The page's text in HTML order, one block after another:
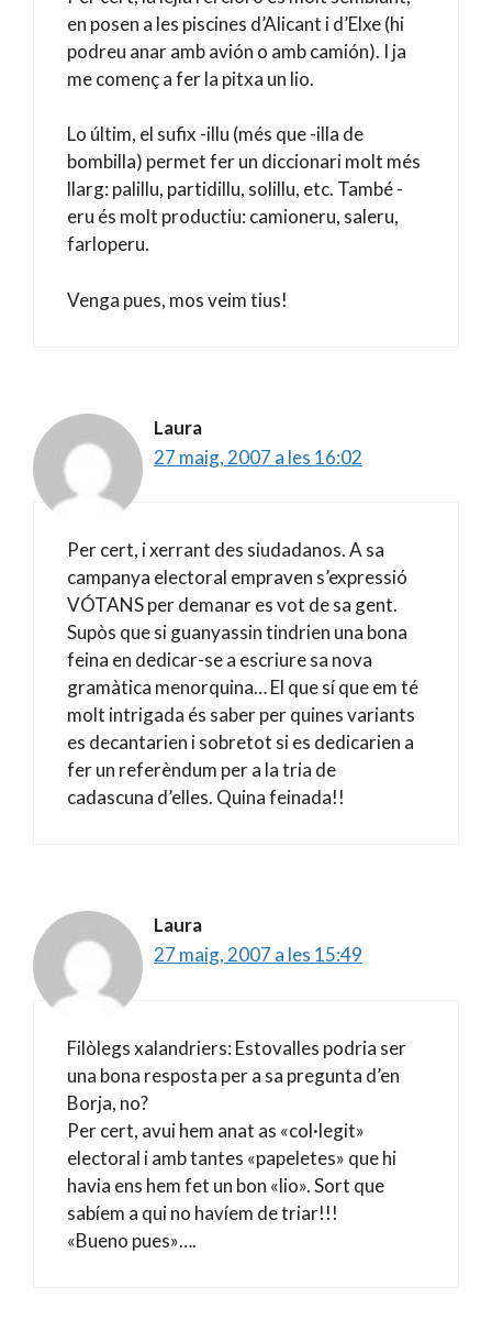
en posen a les piscines d’Alicant i d’Elxe (hi
podreu anar amb avión o amb camión). I ja
me començ a fer la pitxa un lio.
Lo últim, el sufix -illu (més que -illa de
bombilla) permet fer un diccionari molt més
llarg: palillu, partidillu, solillu, etc. També -
eru és molt productiu: camioneru, saleru,
farloperu.
Venga pues, mos veim tius!
Laura
27 maig, 2007 a les 16:02
Per cert, i xerrant des siudadanos. A sa
campanya electoral empraven s’expressió
VÓTANS per demanar es vot de sa gent.
Supòs que si guanyassin tindrien una bona
feina en dedicar-se a escriure sa nova
gramàtica menorquina… El que sí que em té
molt intrigada és saber per quines variants
es decantarien i sobretot si es dedicarien a
fer un referèndum per a la tria de
cadascuna d’elles. Quina feinada!!
Laura
27 maig, 2007 a les 15:49
Filòlegs xalandriers: Estovalles podria ser
una bona resposta per a sa pregunta d’en
Borja, no?
Per cert, avui hem anat as «col·legit»
electoral i amb tantes «papeletes» que hi
havia ens hem fet un bon «lio». Sort que
sabíem a qui no havíem de triar!!!
«Bueno pues»….